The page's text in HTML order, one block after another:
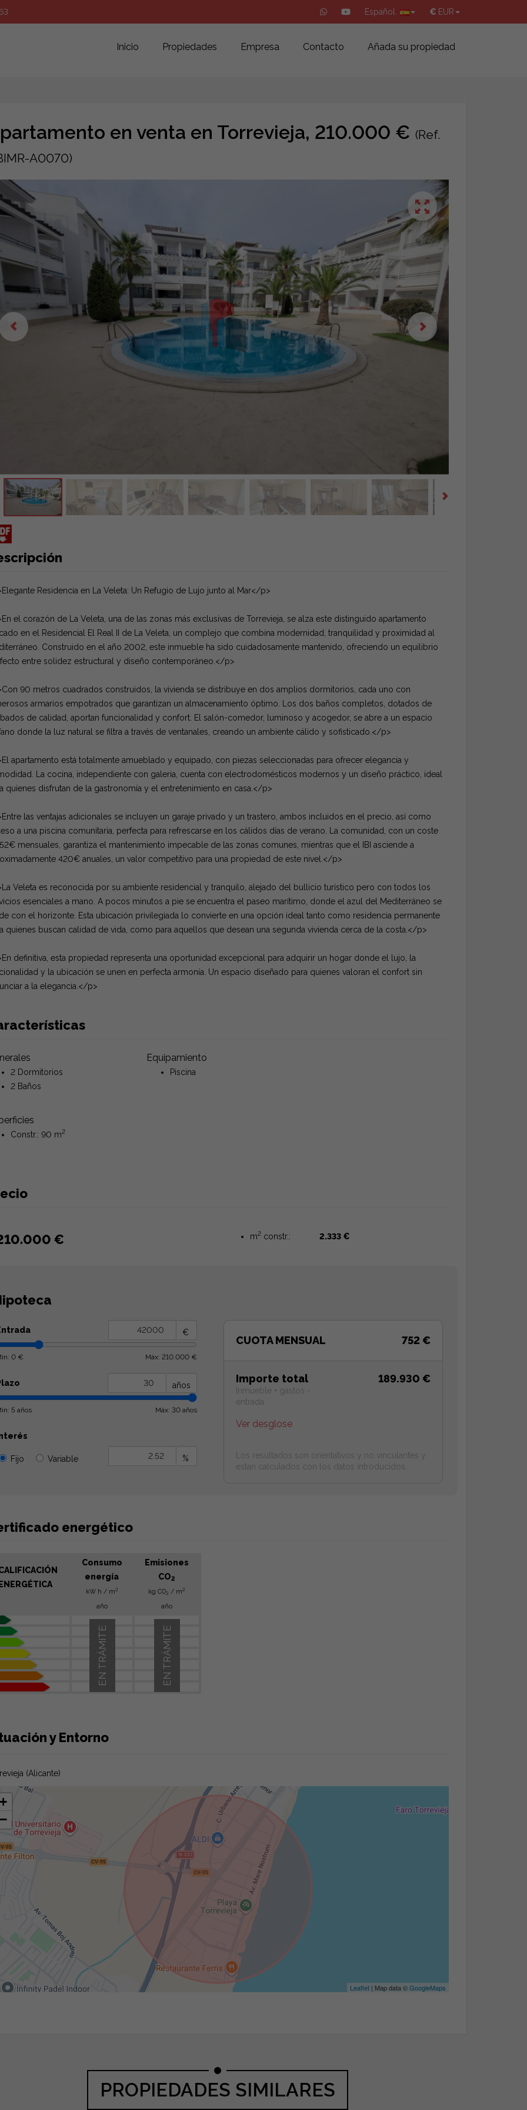
€ EUR
Español
Inicio Propiedades Empresa Contacto Añada su propiedad
en venta en Torrevieja, 210.000 € (Ref.
A0070)
Residencia en La Veleta: Un Refugio de Lujo junto al Mar</p>
el corazón de La Veleta, una de las zonas más exclusivas de Torrevieja, se alza este distinguido apartamento
en el Residencial El Real II de La Veleta, un complejo que combina modernidad, tranquilidad y proximidad al
Construido en el año 2002, este inmueble ha sido cuidadosamente mantenido, ofreciendo un equilibrio
entre solidez estructural y diseño contemporáneo.</p>
90 metros cuadrados construidos, la vivienda se distribuye en dos amplios dormitorios, cada uno con
armarios empotrados que garantizan un almacenamiento óptimo. Los dos baños completos, dotados de
de calidad, aportan funcionalidad y confort. El salón-comedor, luminoso y acogedor, se abre a un espacio
donde la luz natural se filtra a través de ventanales, creando un ambiente cálido y sofisticado.</p>
apartamento está totalmente amueblado y equipado, con piezas seleccionadas para ofrecer elegancia y
La cocina, independiente con galeria, cuenta con electrodomésticos modernos y un diseño práctico, ideal
quienes disfrutan de la gastronomía y el entretenimiento en casa.</p>
las ventajas adicionales se incluyen un garaje privado y un trastero, ambos incluidos en el precio, así como
a una piscina comunitaria, perfecta para refrescarse en los cálidos días de verano. La comunidad, con un coste
mensuales, garantiza el mantenimiento impecable de las zonas comunes, mientras que el IBI asciende a
420€ anuales, un valor competitivo para una propiedad de este nivel.</p>
Veleta es reconocida por su ambiente residencial y tranquilo, alejado del bullicio turístico pero con todos los
esenciales a mano. A pocos minutos a pie se encuentra el paseo marítimo, donde el azul del Mediterráneo se
con el horizonte. Esta ubicación privilegiada lo convierte en una opción ideal tanto como residencia permanente
quienes buscan calidad de vida, como para aquellos que desean una segunda vivienda cerca de la costa.</p>
definitiva, esta propiedad representa una oportunidad excepcional para adquirir un hogar donde el lujo, la
y la ubicación se unen en perfecta armonía. Un espacio diseñado para quienes valoran el confort sin
a la elegancia.</p>
2 Dormitorios
2 Baños
Constr.: 90 m2
Equipamiento
Piscina
€ m2 constr.: 2.333 €
€
0 € Máx: 210.000 €
años
5 años Máx: 30 años
Fijo Variable %
CUOTA MENSUAL 752 €
Importe total
Inmueble + gastos -
entrada
Ver desglose
189.930 €
Los resultados son orientativos y no vinculantes y
estan calculados con los datos introducidos.
energético
ENERGÉTICA
Consumo
energía
kW h / m2
año
Emisiones
CO2
kg CO2 / m2
año
EN TRÁMITE
EN TRÁMITE
y Entorno
(Alicante)
+
−
Leaflet | Map data ©GoogleMaps
PROPIEDADES SIMILARES